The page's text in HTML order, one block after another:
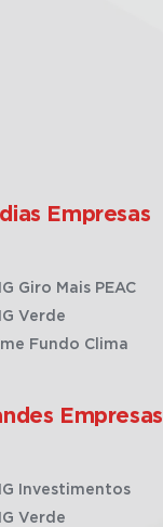
Empresas
Giro Mais PEAC
Verde
Fundo Clima
Empresas
Investimentos
Verde